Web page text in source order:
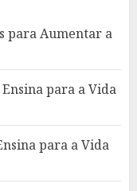
para Aumentar a
para a Vida
para a Vida